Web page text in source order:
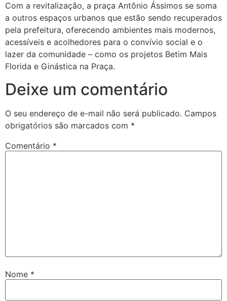
Com a revitalização, a praça Antônio Ássimos se soma
a outros espaços urbanos que estão sendo recuperados
pela prefeitura, oferecendo ambientes mais modernos,
acessíveis e acolhedores para o convívio social e o
lazer da comunidade – como os projetos Betim Mais
Florida e Ginástica na Praça.
Deixe um comentário
O seu endereço de e-mail não será publicado. Campos
obrigatórios são marcados com *
Comentário *
Nome *